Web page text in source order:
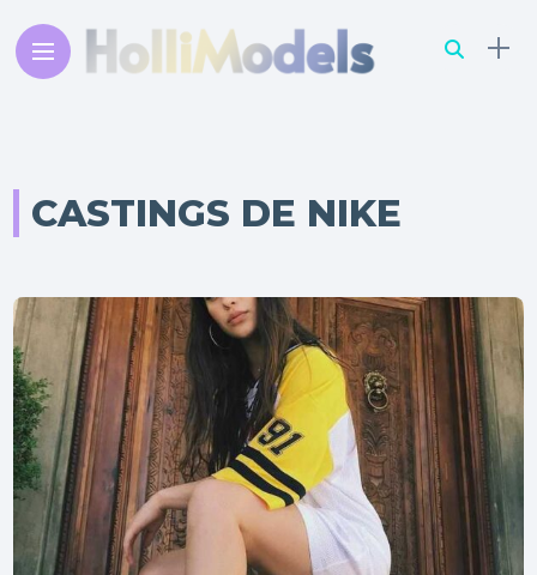
CASTINGS DE NIKE